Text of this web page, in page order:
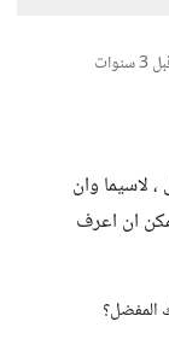
سنوات
لاسيما وان
ان اعرف
المفضل؟